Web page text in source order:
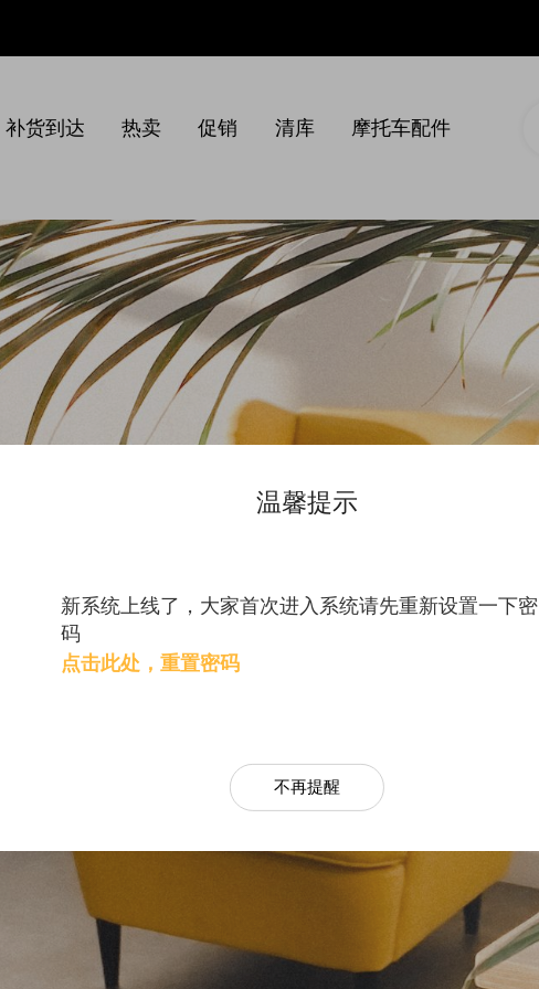
补货到达 热卖 促销 清库 摩托车配件
温馨提示
新系统上线了，大家首次进入系统请先重新设置一下密
码
点击此处，重置密码
不再提醒